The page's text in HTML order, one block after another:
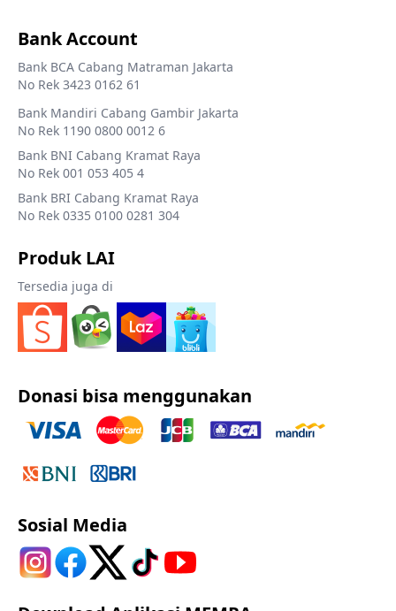
Bank Account
Bank BCA Cabang Matraman Jakarta
No Rek 3423 0162 61
Bank Mandiri Cabang Gambir Jakarta
No Rek 1190 0800 0012 6
Bank BNI Cabang Kramat Raya
No Rek 001 053 405 4
Bank BRI Cabang Kramat Raya
No Rek 0335 0100 0281 304
Produk LAI
Tersedia juga di
Donasi bisa menggunakan
Sosial Media